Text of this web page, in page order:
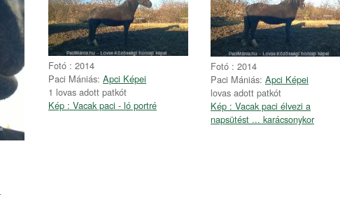
Fotó : 2014
Paci Mániás: Apci Képei
1 lovas adott patkót
Kép : Vacak paci - ló portré
Fotó : 2014
Paci Mániás: Apci Képei
lovas adott patkót
Kép : Vacak paci élvezi a
napsütést ... karácsonykor